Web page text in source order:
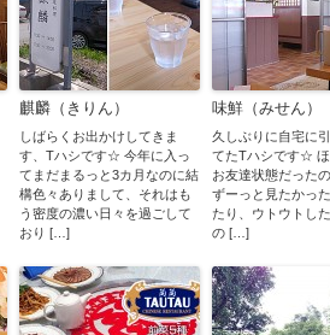
麒麟（きりん）
しばらくお出かけしてきま
す、Tハシです☆ 今年に入っ
てまだまるっと3カ月なのに結
構色々ありまして、それはも
う密度の濃い日々を過ごして
おり […]
味鮮（みせん）
久しぶりに自宅に
てたTハシです☆
お友達状態だった
ずーっと見たかっ
たり、ウトウトし
の […]